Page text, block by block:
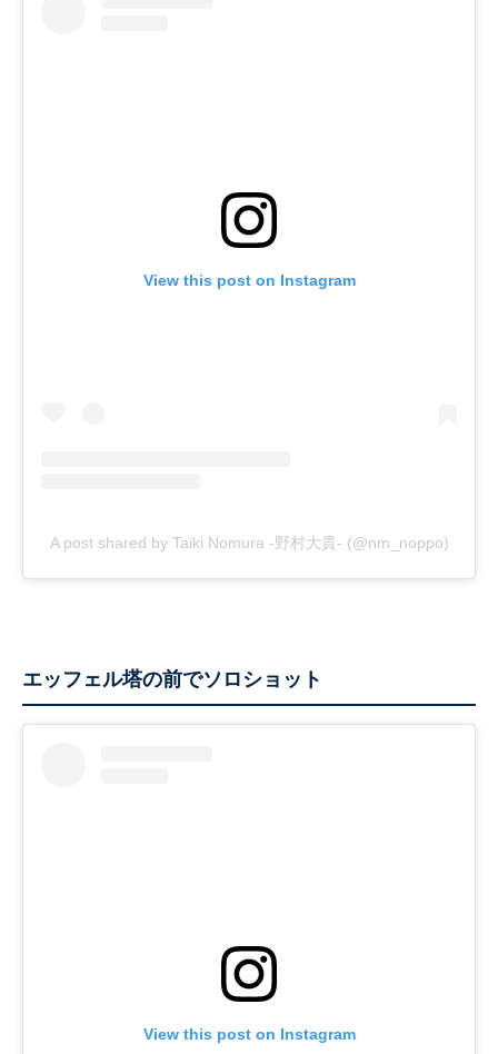
View this post on Instagram
A post shared by Taiki Nomura -野村大貴- (@nm_noppo)
エッフェル塔の前でソロショット
View this post on Instagram